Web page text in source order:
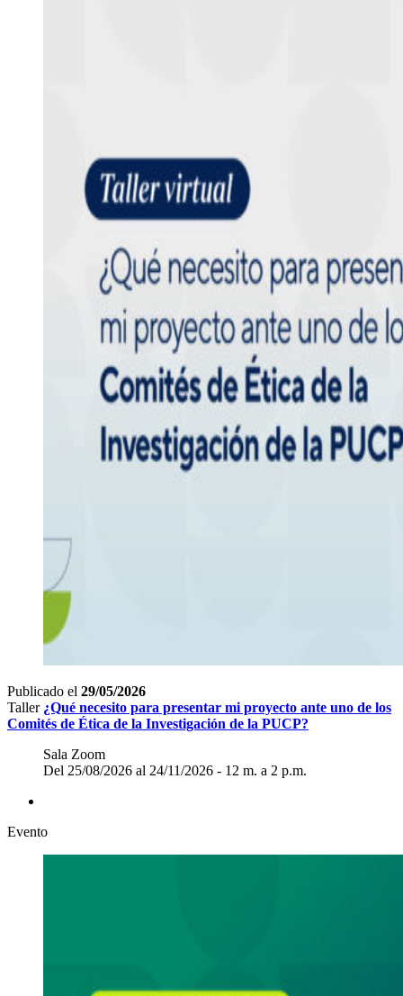
Publicado el 29/05/2026
Taller ¿Qué necesito para presentar mi proyecto ante uno de los
Comités de Ética de la Investigación de la PUCP?
Sala Zoom
Del 25/08/2026 al 24/11/2026 - 12 m. a 2 p.m.
Evento